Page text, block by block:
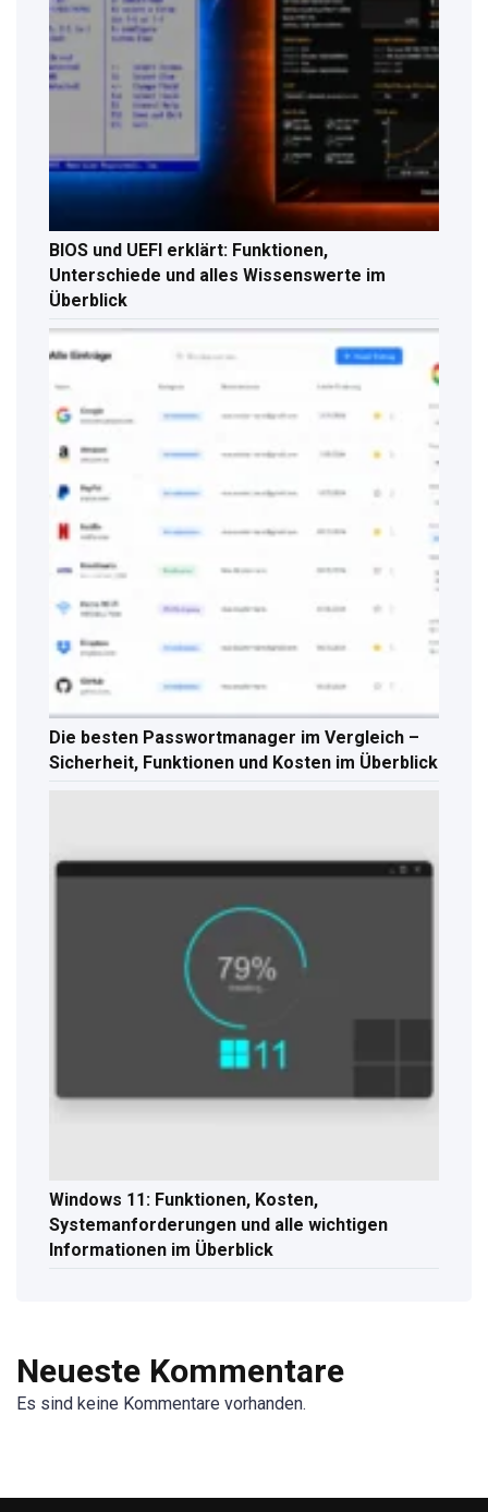
BIOS und UEFI erklärt: Funktionen,
Unterschiede und alles Wissenswerte im
Überblick
Die besten Passwortmanager im Vergleich –
Sicherheit, Funktionen und Kosten im Überblick
Windows 11: Funktionen, Kosten,
Systemanforderungen und alle wichtigen
Informationen im Überblick
Neueste Kommentare
Es sind keine Kommentare vorhanden.